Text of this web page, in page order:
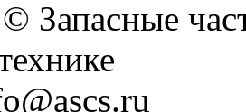
Запасные